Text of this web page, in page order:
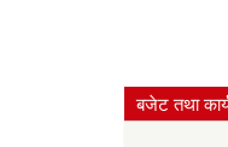
बजेट तथा